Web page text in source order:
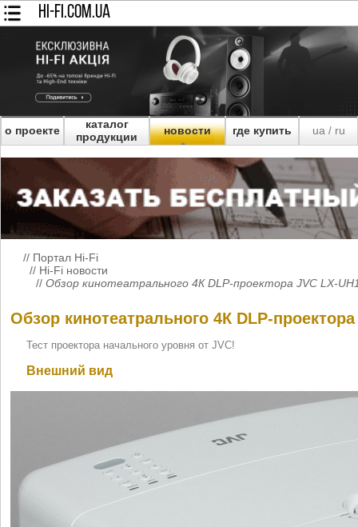
HI-FI.COM.UA
о проекте
каталог
продукции
новости где купить ua/ ru
// Портал Hi-Fi
// Hi-Fi новости
// Обзор кинотеатрального 4К DLP-проектора JVC LX-
Обзор кинотеатрального 4К DLP-
Тест проектора начального уровня от JVC!
Внешний вид